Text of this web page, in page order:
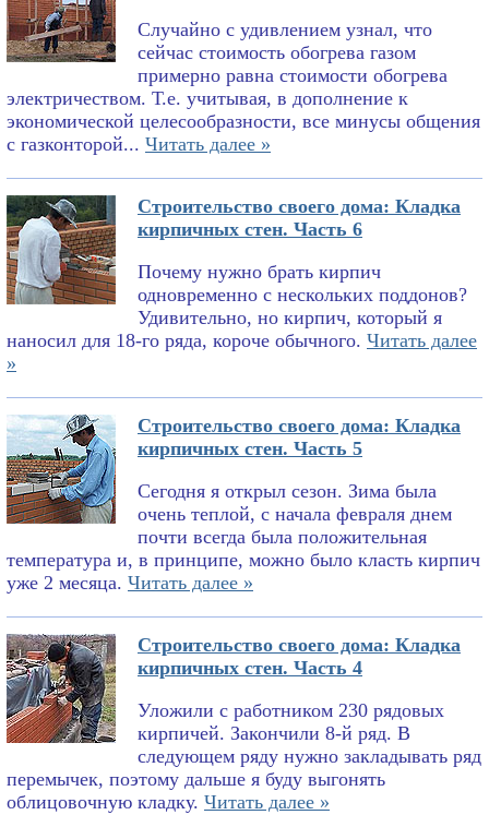
Случайно с удивлением узнал, что
сейчас стоимость обогрева газом
примерно равна стоимости обогрева
электричеством. Т.е. учитывая, в дополнение к
экономической целесообразности, все минусы общения
с газконторой... Читать далее »
Строительство своего дома: Кладка
кирпичных стен. Часть 6
Почему нужно брать кирпич
одновременно с нескольких поддонов?
Удивительно, но кирпич, который я
наносил для 18-го ряда, короче обычного. Читать далее
»
Строительство своего дома: Кладка
кирпичных стен. Часть 5
Сегодня я открыл сезон. Зима была
очень теплой, с начала февраля днем
почти всегда была положительная
температура и, в принципе, можно было класть кирпич
уже 2 месяца. Читать далее »
Строительство своего дома: Кладка
кирпичных стен. Часть 4
Уложили с работником 230 рядовых
кирпичей. Закончили 8-й ряд. В
следующем ряду нужно закладывать ряд
перемычек, поэтому дальше я буду выгонять
облицовочную кладку. Читать далее »